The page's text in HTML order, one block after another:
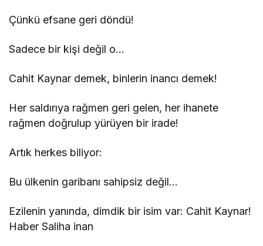
Çünkü efsane geri döndü!
Sadece bir kişi değil o…
Cahit Kaynar demek, binlerin inancı demek!
Her saldırıya rağmen geri gelen, her ihanete
rağmen doğrulup yürüyen bir irade!
Artık herkes biliyor:
Bu ülkenin garibanı sahipsiz değil…
Ezilenin yanında, dimdik bir isim var: Cahit Kaynar!
Haber Saliha inan